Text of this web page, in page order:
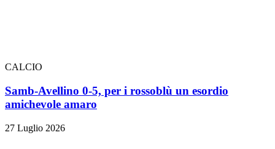
CALCIO
Samb-Avellino 0-5, per i rossoblù un esordio
amichevole amaro
27 Luglio 2026